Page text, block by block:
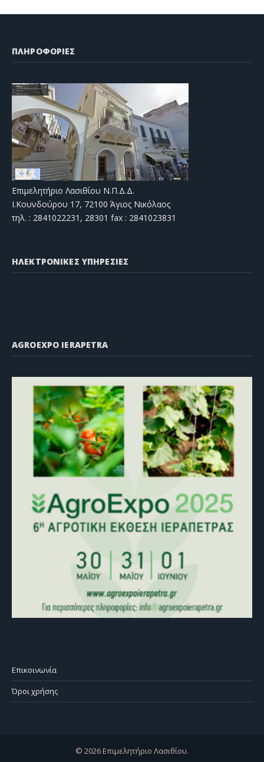
ΠΛΗΡΟΦΟΡΙΕΣ
Επιμελητήριο Λασιθίου Ν.Π.Δ.Δ.
Ι.Κουνδούρου 17, 72100 Άγιος Νικόλαος
τηλ. : 2841022231, 28301 fax : 2841023831
ΗΛΕΚΤΡΟΝΙΚΕΣ ΥΠΗΡΕΣΙΕΣ
AGROEXPO IERAPETRA
Επικοινωνία
Όροι χρήσης
© 2026 Επιμελητήριο Λασιθίου.